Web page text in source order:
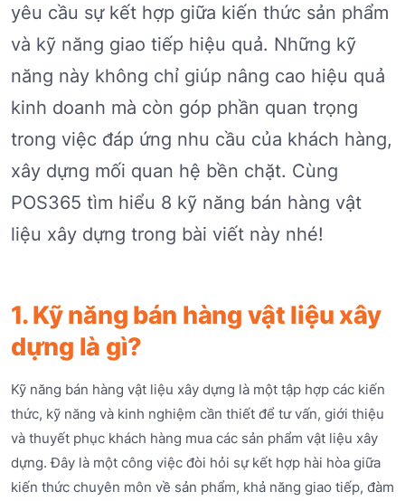
yêu cầu sự kết hợp giữa kiến thức sản phẩm
và kỹ năng giao tiếp hiệu quả. Những kỹ
năng này không chỉ giúp nâng cao hiệu quả
kinh doanh mà còn góp phần quan trọng
trong việc đáp ứng nhu cầu của khách hàng,
xây dựng mối quan hệ bền chặt. Cùng
POS365 tìm hiểu 8 kỹ năng bán hàng vật
liệu xây dựng trong bài viết này nhé!
1. Kỹ năng bán hàng vật liệu xây
dựng là gì?
Kỹ năng bán hàng vật liệu xây dựng là một tập hợp các kiến
thức, kỹ năng và kinh nghiệm cần thiết để tư vấn, giới thiệu
và thuyết phục khách hàng mua các sản phẩm vật liệu xây
dựng. Đây là một công việc đòi hỏi sự kết hợp hài hòa giữa
kiến thức chuyên môn về sản phẩm, khả năng giao tiếp, đàm